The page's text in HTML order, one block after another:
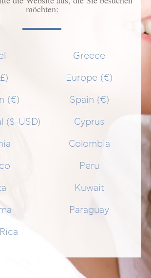
möchten:
Greece
Europe (€)
(€) Spain (€)
($-USD) Cyprus
Colombia
Peru
Kuwait
Paraguay
FORCE LOTION EXTRA
Anzeigen nach Select